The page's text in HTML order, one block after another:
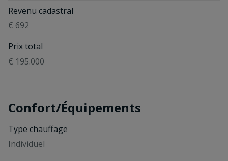
Revenu cadastral
€ 692
Prix total
€ 195.000
Confort/Équipements
Type chauffage
Individuel